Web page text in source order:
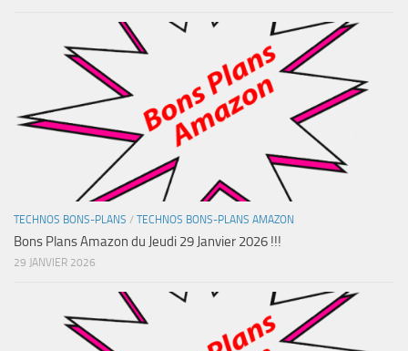
TECHNOS BONS-PLANS / TECHNOS BONS-PLANS AMAZON
Bons Plans Amazon du Jeudi 29 Janvier 2026 !!!
29 JANVIER 2026